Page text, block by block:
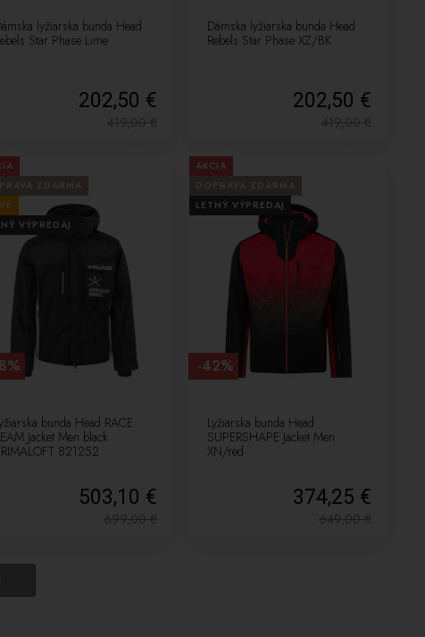
lyžiarska bunda Head
Star Phase Lime
202,50 €
419,00€
Dámska lyžiarska bunda Head
Rebels Star Phase XZ/BK
202,50 €
419,00€
VÝPREDAJ
bunda Head RACE
Jacket Men black
821252
503,10 €
699,00€
AKCIA
LETNÝ VÝPREDAJ
Lyžiarska bunda Head
SUPERSHAPE Jacket Men
XN/red
374,25 €
649,00€
-42%